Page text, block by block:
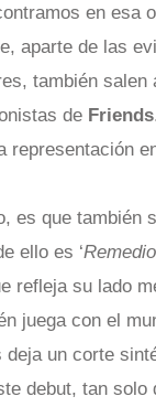
en esa
aparte de las
también
de Friends
representación
es que también
ello es ‘
refleja su lado
juega con el
deja un corte
debut, tan solo